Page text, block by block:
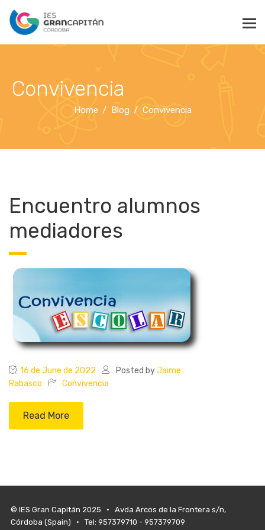
Convivencia
Home Blog Convivencia
Encuentro alumnos
mediadores
16 de June de 2022 Posted byJaime
Rabasco
Convivencia
Read More
© IES Gran Capitán 2025 • Avda Arcos de la Frontera s/n,
Córdoba (Spain) • Tel: 957379710 - 957379709